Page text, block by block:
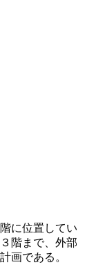
に位置してい
階まで、外部
画である。